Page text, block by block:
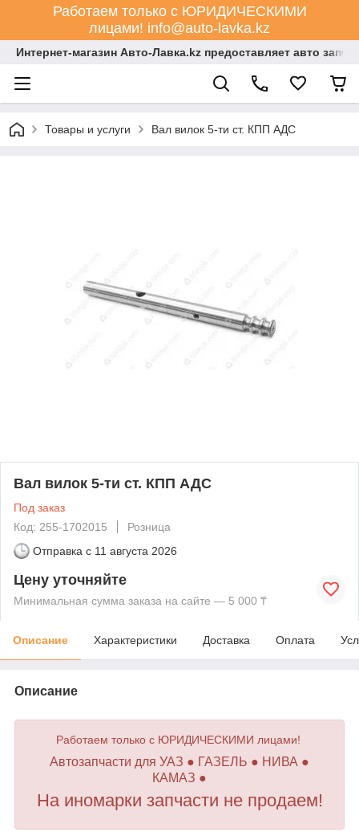
Работаем только с ЮРИДИЧЕСКИМИ
лицами! info@auto-lavka.kz
Интернет-магазин Авто-Лавка.kz предоставляет авто
Товары и услуги Вал вилок 5-ти ст. КПП АДС
Вал вилок 5-ти ст. КПП АДС
Под заказ
Код: 255-1702015
Розница
Отправка с 11 августа 2026
Цену уточняйте
Минимальная сумма заказа на сайте — 5 000 ₸
Описание Характеристики Доставка Оплата
Описание
Работаем только с ЮРИДИЧЕСКИМИ лицами!
Автозапчасти для УАЗ ● ГАЗЕЛЬ ● НИВА ●
КАМАЗ ●
На иномарки запчасти не продаем!